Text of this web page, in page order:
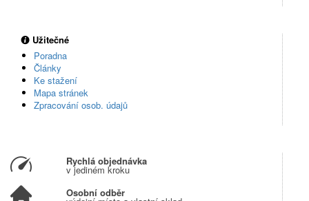
Užitečné
Poradna
Články
Ke stažení
Mapa stránek
Zpracování osob. údajů
Rychlá objednávka
v jediném kroku
Osobní odběr